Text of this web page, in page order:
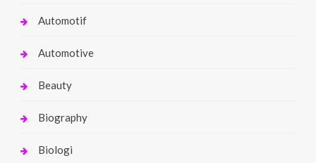
Automotif
Automotive
Beauty
Biography
Biologi